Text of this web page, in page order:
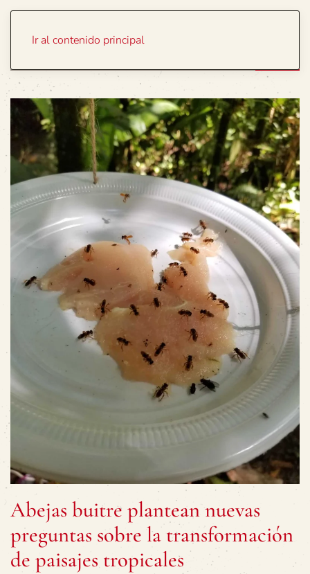
Ir al contenido principal
Abejas buitre plantean nuevas
preguntas sobre la transformación
de paisajes tropicales